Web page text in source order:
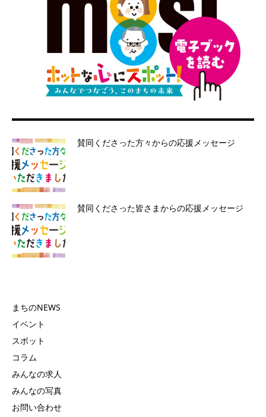
賛同くださった方々からの応援メッセージ
賛同くださった皆さまからの応援メッセージ
まちのNEWS
イベント
スポット
コラム
みんなの求人
みんなの写真
お問い合わせ